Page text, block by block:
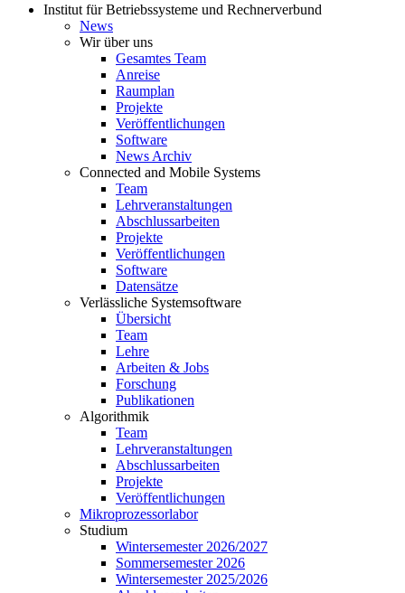
Institut für Betriebssysteme und Rechnerverbund
News
Wir über uns
Gesamtes Team
Anreise
Raumplan
Projekte
Veröffentlichungen
Software
News Archiv
Connected and Mobile Systems
Team
Lehrveranstaltungen
Abschlussarbeiten
Projekte
Veröffentlichungen
Software
Datensätze
Verlässliche Systemsoftware
Übersicht
Team
Lehre
Arbeiten & Jobs
Forschung
Publikationen
Algorithmik
Team
Lehrveranstaltungen
Abschlussarbeiten
Projekte
Veröffentlichungen
Mikroprozessorlabor
Studium
Wintersemester 2026/2027
Sommersemester 2026
Wintersemester 2025/2026